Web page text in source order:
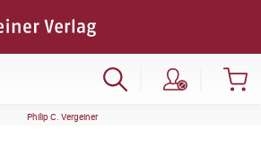
Philip C. Vergeiner